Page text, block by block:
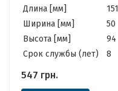
Длина [мм]
151
Ширина [мм]
50
Высота [мм]
94
Cрок службы (лет)
8
547 грн.